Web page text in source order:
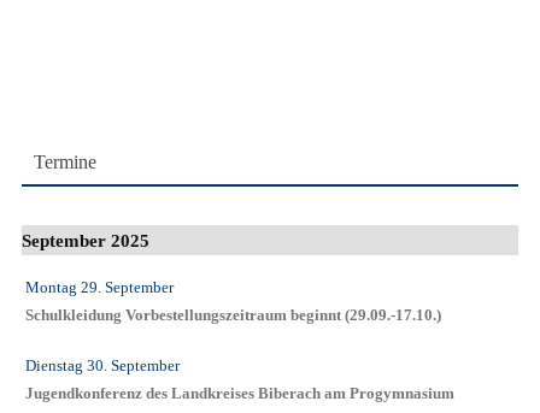
Termine
September 2025
Montag 29. September
Schulkleidung Vorbestellungszeitraum beginnt (29.09.-17.10.)
Dienstag 30. September
Jugendkonferenz des Landkreises Biberach am Progymnasium